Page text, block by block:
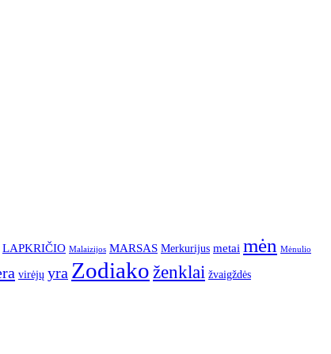
LAPKRIČIO Malaizijos MARSAS Merkurijus metai mėn Mėnulio
virėjų yra Zodiako ženklai žvaigždės